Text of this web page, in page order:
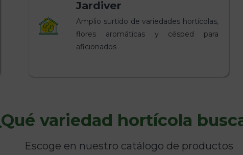
Jardiver
Amplio surtido de variedades hortícolas,
flores aromáticas y césped para
aficionados
variedad hortícola
Escoge en nuestro catálogo de productos